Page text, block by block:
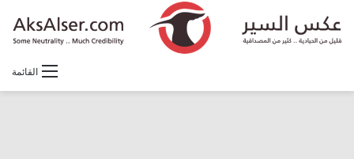
القائمة